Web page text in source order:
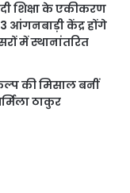
शिक्षा के एकीकरण
आंगनबाड़ी केंद्र होंगे
में स्थानांतरित
की मिसाल बनीं
ठाकुर